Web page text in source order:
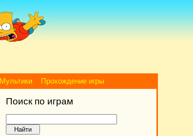
Мультики Прохождение игры
Поиск по играм